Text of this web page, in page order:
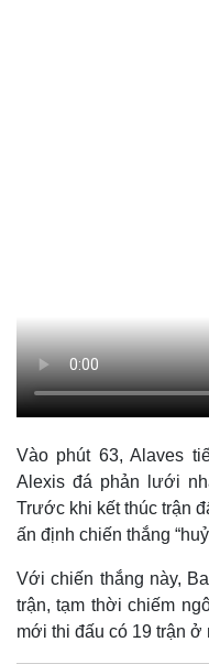
Vào phút 63, Alaves
Alexis đá phản lưới
Trước khi kết thúc trận
ấn định chiến thắng
Với chiến thắng này,
trận, tạm thời chiếm
mới thi đấu có 19 trận ở